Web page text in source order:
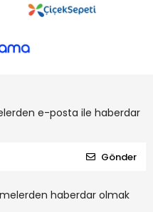
e-posta ile haberdar
Gönder
haberdar olmak